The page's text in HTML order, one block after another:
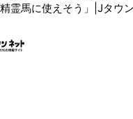
霊馬に使えそう」|Jタウ